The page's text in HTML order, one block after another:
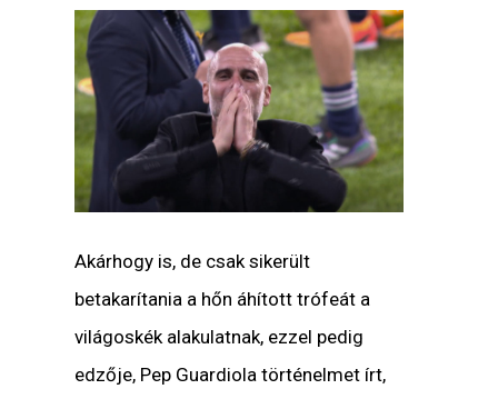
Akárhogy is, de csak sikerült
betakarítania a hőn áhított trófeát a
világoskék alakulatnak, ezzel pedig
edzője, Pep Guardiola történelmet írt,